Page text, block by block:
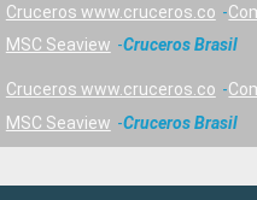
Cruceros www.cruceros.co
MSC Seaview
Cruceros Brasil
Cruceros www.cruceros.co
MSC Seaview
Cruceros Brasil